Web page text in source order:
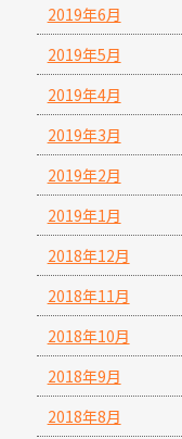
2019年6月
2019年5月
2019年4月
2019年3月
2019年2月
2019年1月
2018年12月
2018年11月
2018年10月
2018年9月
2018年8月